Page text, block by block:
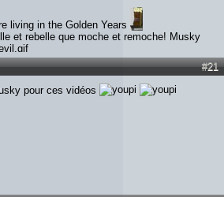
living in the Golden Years
et rebelle que moche et remoche! Musky
#21
pour ces vidéos